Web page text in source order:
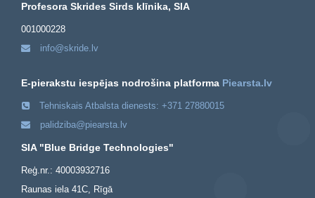
Profesora Skrides Sirds klīnika, SIA
001000228
info@skride.lv
E-pierakstu iespējas nodrošina platforma Piearsta.lv
Tehniskais Atbalsta dienests: +371 27880015
palidziba@piearsta.lv
SIA "Blue Bridge Technologies"
Reģ.nr.: 40003932716
Raunas iela 41C, Rīgā